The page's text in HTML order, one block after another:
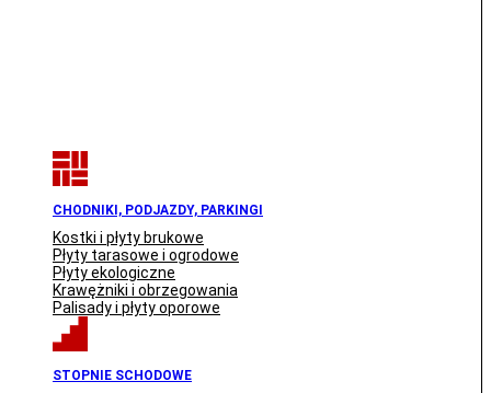
CHODNIKI, PODJAZDY, PARKINGI
Kostki i płyty brukowe
Płyty tarasowe i ogrodowe
Płyty ekologiczne
Krawężniki i obrzegowania
Palisady i płyty oporowe
STOPNIE SCHODOWE